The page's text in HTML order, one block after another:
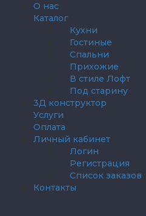
О нас
Каталог
Кухни
Гостиные
Спальни
Прихожие
В стиле Лофт
Под старину
3Д конструктор
Услуги
Оплата
Личный кабинет
Логин
Регистрация
Список заказов
Контакты